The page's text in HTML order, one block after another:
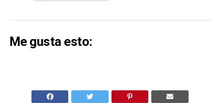
Me gusta esto: